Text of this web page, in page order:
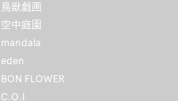
鳥獣戯画
空中庭園
mandala
eden
BON FLOWER
C.O.I